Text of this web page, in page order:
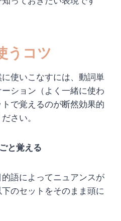
うコツ
に使いこなすには、動詞単
ション（よく一緒に使わ
で覚えるのが断然効果的
さい。
と覚える
的語によってニュアンスが
のセットをそのまま頭に